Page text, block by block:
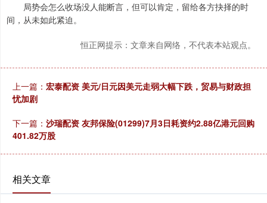
局势会怎么收场没人能断言，但可以肯定，留给各方抉择的时
间，从未如此紧迫。
恒正网提示：文章来自网络，不代表本站观点。
上一篇： 宏泰配资 美元/日元因美元走弱大幅下跌，贸易与财政担
忧加剧
下一篇： 沙瑞配资 友邦保险(01299)7月3日耗资约2.88亿港元回购
401.82万股
相关文章